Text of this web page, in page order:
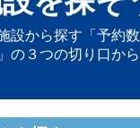
から探す「予約数
３つの切り口から